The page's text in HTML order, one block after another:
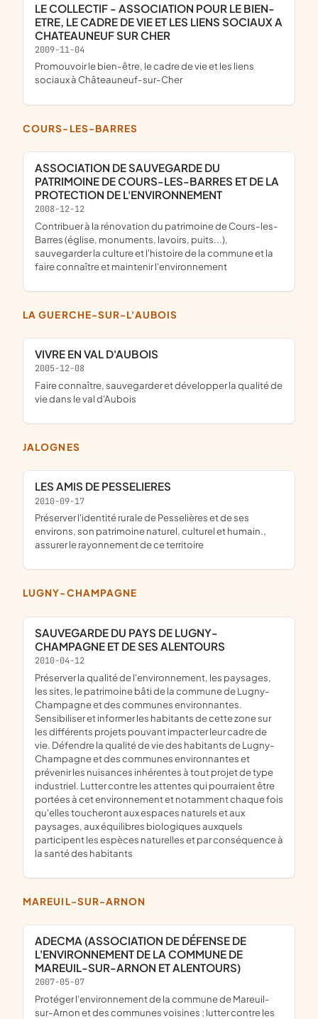
LE COLLECTIF - ASSOCIATION POUR LE BIEN-
ETRE, LE CADRE DE VIE ET LES LIENS SOCIAUX A
CHATEAUNEUF SUR CHER
2009-11-04
promouvoir le bien-être, le cadre de vie et les liens
sociaux à Châteauneuf-sur-Cher
COURS-LES-BARRES
ASSOCIATION DE SAUVEGARDE DU
PATRIMOINE DE COURS-LES-BARRES ET DE LA
PROTECTION DE L'ENVIRONNEMENT
2008-12-12
contribuer à la rénovation du patrimoine de Cours-les-
Barres (église, monuments, lavoirs, puits...),
sauvegarder la culture et l'histoire de la commune et la
faire connaître et maintenir l'environnement
LA GUERCHE-SUR-L'AUBOIS
VIVRE EN VAL D'AUBOIS
2005-12-08
faire connaître, sauvegarder et développer la qualité de
vie dans le val d'Aubois
JALOGNES
LES AMIS DE PESSELIERES
2010-09-17
préserver l'identité rurale de Pesselières et de ses
environs, son patrimoine naturel, culturel et humain.,
assurer le rayonnement de ce territoire
LUGNY-CHAMPAGNE
SAUVEGARDE DU PAYS DE LUGNY-
CHAMPAGNE ET DE SES ALENTOURS
2010-04-12
préserver la qualité de l'environnement, les paysages,
les sites, le patrimoine bâti de la commune de Lugny-
Champagne et des communes environnantes.
Sensibiliser et informer les habitants de cette zone sur
les différents projets pouvant impacter leur cadre de
vie. Défendre la qualité de vie des habitants de Lugny-
Champagne et des communes environnantes et
prévenir les nuisances inhérentes à tout projet de type
industriel. Lutter contre les attentes qui pourraient être
portées à cet environnement et notamment chaque fois
qu'elles toucheront aux espaces naturels et aux
paysages, aux équilibres biologiques auxquels
participent les espèces naturelles et par conséquence à
la santé des habitants
MAREUIL-SUR-ARNON
ADECMA (ASSOCIATION DE DÉFENSE DE
L'ENVIRONNEMENT DE LA COMMUNE DE
MAREUIL-SUR-ARNON ET ALENTOURS)
2007-05-07
protéger l'environnement de la commune de Mareuil-
sur-Arnon et des communes voisines ; lutter contre les